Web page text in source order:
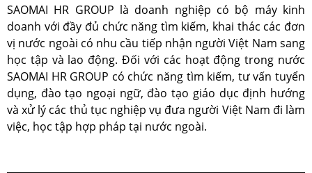
SAOMAI HR GROUP là doanh nghiệp có bộ máy kinh
doanh với đầy đủ chức năng tìm kiếm, khai thác các đơn
vị nước ngoài có nhu cầu tiếp nhận người Việt Nam sang
học tập và lao động. Đối với các hoạt động trong nước
SAOMAI HR GROUP có chức năng tìm kiếm, tư vấn tuyển
dụng, đào tạo ngoại ngữ, đào tạo giáo dục định hướng
và xử lý các thủ tục nghiệp vụ đưa người Việt Nam đi làm
việc, học tập hợp pháp tại nước ngoài.